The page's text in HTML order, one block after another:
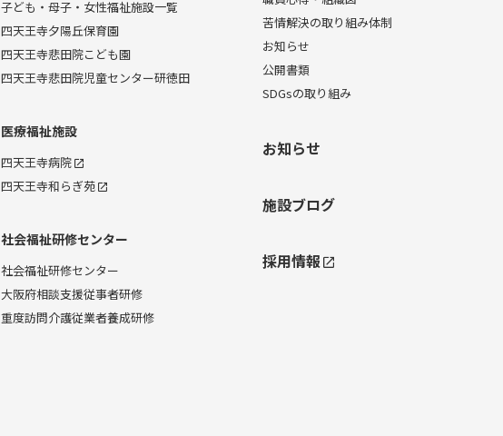
子ども・母子・女性福祉施設一覧
四天王寺夕陽丘保育園
四天王寺悲田院こども園
四天王寺悲田院児童センター研徳田
医療福祉施設
四天王寺病院
四天王寺和らぎ苑
社会福祉研修センター
社会福祉研修センター
大阪府相談支援従事者研修
重度訪問介護従業者養成研修
苦情解決の取り組み体制
お知らせ
公開書類
SDGsの取り組み
お知らせ
施設ブログ
採用情報